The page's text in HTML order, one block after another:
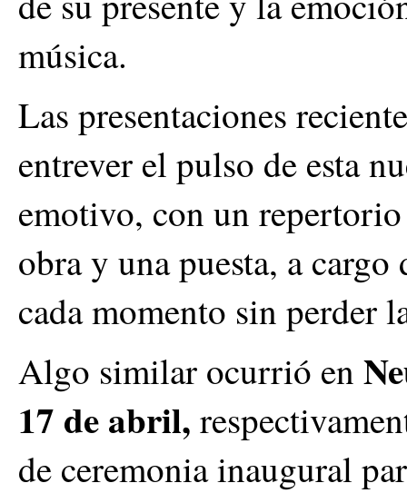
música.
Las presentaciones
entrever el pulso de esta
emotivo, con un
obra y una puesta, a
cada momento sin perder
Algo similar ocurrió en
17 de abril,
de ceremonia inaugural